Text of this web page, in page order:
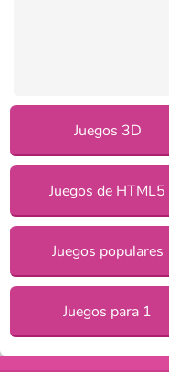
Juegos 3D
Juegos de HTML5
Juegos populares
Juegos para 1